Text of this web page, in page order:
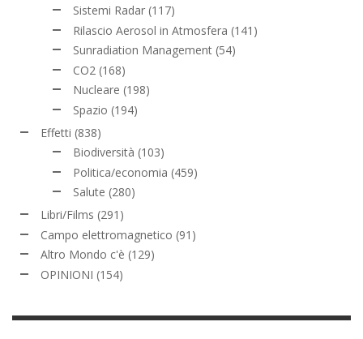
Sistemi Radar (117)
Rilascio Aerosol in Atmosfera (141)
Sunradiation Management (54)
CO2 (168)
Nucleare (198)
Spazio (194)
Effetti (838)
Biodiversità (103)
Politica/economia (459)
Salute (280)
Libri/Films (291)
Campo elettromagnetico (91)
Altro Mondo c'è (129)
OPINIONI (154)